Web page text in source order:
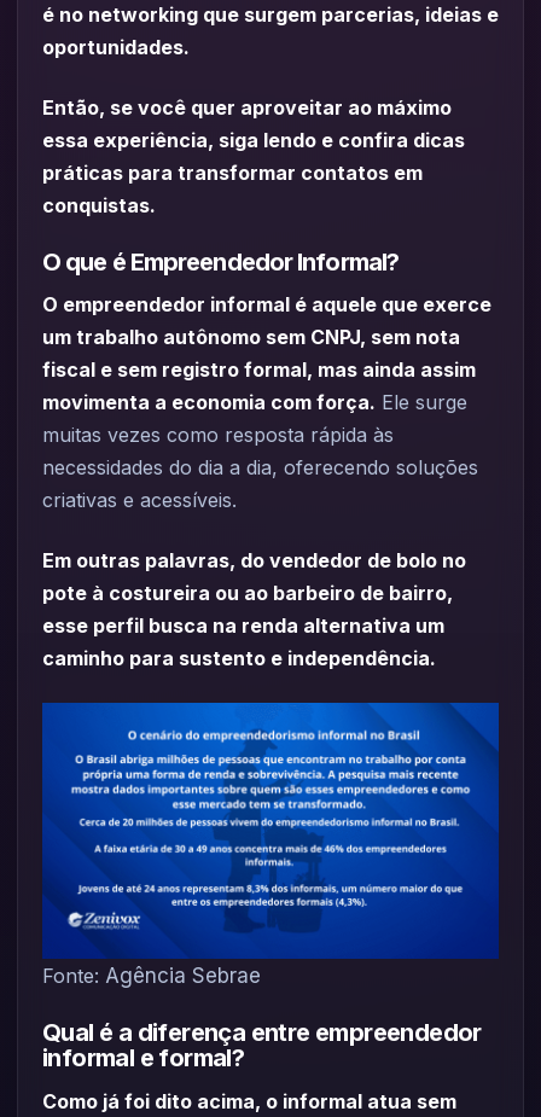
é no networking que surgem parcerias, ideias e
oportunidades.
Então, se você quer aproveitar ao máximo
essa experiência, siga lendo e confira dicas
práticas para transformar contatos em
conquistas.
O que é Empreendedor Informal?
O empreendedor informal é aquele que exerce
um trabalho autônomo sem CNPJ, sem nota
fiscal e sem registro formal, mas ainda assim
movimenta a economia com força. Ele surge
muitas vezes como resposta rápida às
necessidades do dia a dia, oferecendo soluções
criativas e acessíveis.
Em outras palavras, do vendedor de bolo no
pote à costureira ou ao barbeiro de bairro,
esse perfil busca na renda alternativa um
caminho para sustento e independência.
Fonte: Agência Sebrae
Qual é a diferença entre empreendedor
informal e formal?
Como já foi dito acima, o informal atua sem